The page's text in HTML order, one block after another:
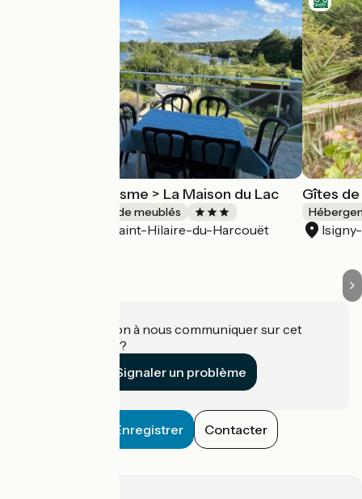
Meublé de tourisme > La Maison du Lac
Gîtes et locations de meublés
Saint-Hilaire-du-Harcouët
Gîtes de
Une information à nous communiquer sur cet
établissement ?
Signaler un problème
Enregistrer Contacter